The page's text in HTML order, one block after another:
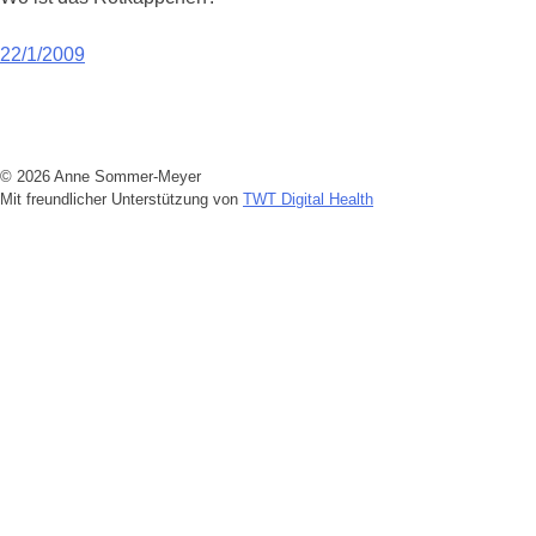
Beitragsnavigation
22/1/2009
© 2026 Anne Sommer-Meyer
Mit freundlicher Unterstützung von TWT Digital Health